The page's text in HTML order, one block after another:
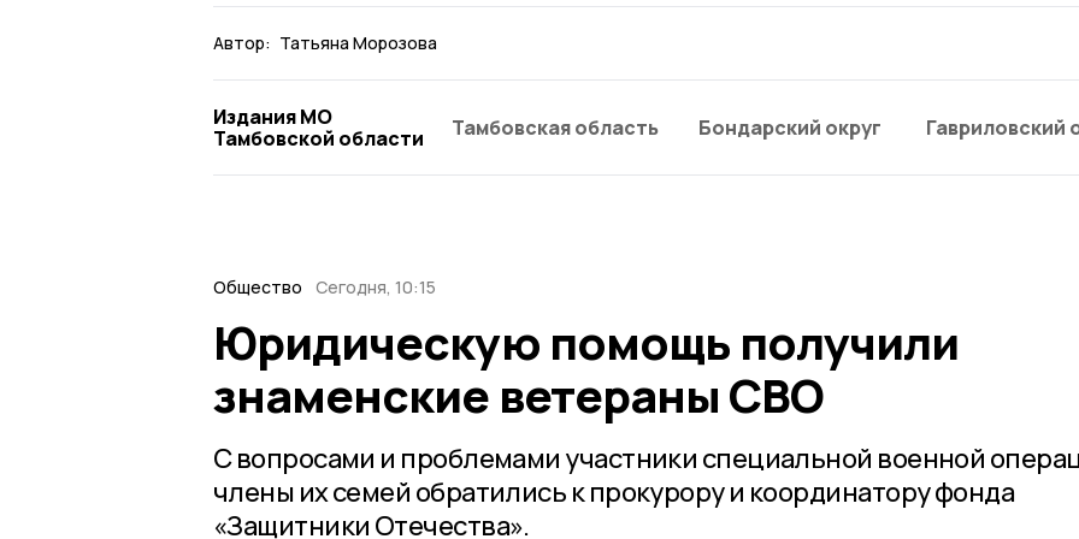
Автор: Татьяна Морозова
Издания МО
Тамбовской области
Тамбовская область Бондарский округ Гавриловский
Общество Сегодня, 10:15
Юридическую помощь получили
знаменские ветераны СВО
С вопросами и проблемами участники специальной военной
члены их семей обратились к прокурору и координатору фонда
«Защитники Отечества».